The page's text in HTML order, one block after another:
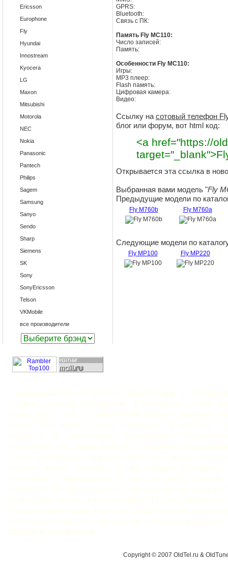
Ericsson
Europhone
Fly
Hyundai
Innostream
Kyocera
LG
Maxon
Mitsubishi
Motorola
NEC
Nokia
Panasonic
Pantech
Philips
Sagem
Samsung
Sanyo
Sendo
Sharp
Siemens
SK
Sony
SonyEricsson
Telson
VKMobile
все производители
GPRS:
Bluetooth:
Связь с ПК:
Память Fly MC110:
Число записей:
Память:
Особенности Fly MC110:
Игры:
MP3 плеер:
Flash память:
Цифровая камера:
Видео:
Ссылку на сотовый телефон
блог или форум, вот html код:
<a href="https://
Открывается эта ссылка в
Выбранная вами модель "Fly
Предыдущие модели по
Fly M760b Fly M760a
Следующие модели по
Fly MP100 Fly MP220
Copyright © 2007 OldTel.ru &